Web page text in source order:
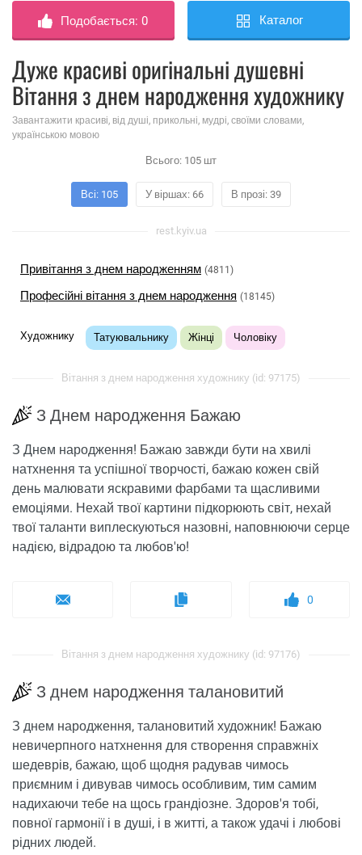
Подобається:0 Каталог
Дуже красиві оригінальні душевні
Вітання з днем ​​народження художнику
Завантажити красиві, від душі, прикольні, мудрі, своїми словами,
українською мовою
Всього: 105 шт
Всі: 105 У віршах: 66 В прозі: 39
rest.kyiv.ua
Привітання з днем ​​народженням (4811)
Професійні вітання з днем ​​народження (18145)
Художнику Татуювальнику Жінці Чоловіку
Вітання з днем ​​народження художнику (id: 97175)
З Днем народження Бажаю
З Днем народження! Бажаю завжди бути на хвилі
натхнення та успішної творчості, бажаю кожен свій
день малювати яскравими фарбами та щасливими
емоціями. Нехай твої картини підкорюють світ, нехай
твої таланти виплескуються назовні, наповнюючи серце
надією, відрадою та любов'ю!
0
Вітання з днем ​​народження художнику (id: 97176)
З днем ​​народження талановитий
З днем ​​народження, талановитий художник! Бажаю
невичерпного натхнення для створення справжніх
шедеврів, бажаю, щоб щодня радував чимось
приємним і дивував чимось особливим, тим самим
надихаючи тебе на щось грандіозне. Здоров'я тобі,
повної гармонії і в душі, і в житті, а також удачі і любові
рідних людей.